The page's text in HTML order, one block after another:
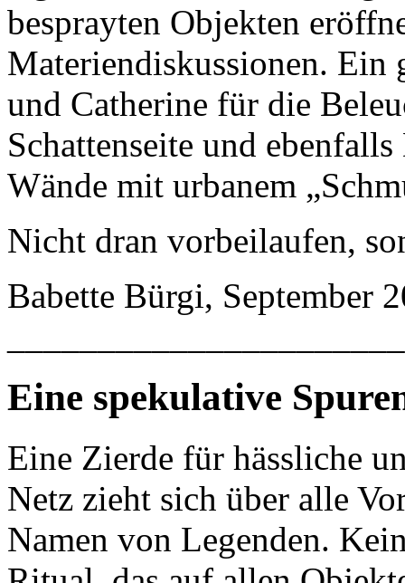
besprayten Objekten
Materiendiskussionen. Ein
und Catherine für die
Schattenseite und
Wände mit urbanem
Nicht dran vorbeilaufen,
Babette Bürgi, September
Eine spekulative
Eine Zierde für hässliche
Netz zieht sich über alle
Namen von Legenden.